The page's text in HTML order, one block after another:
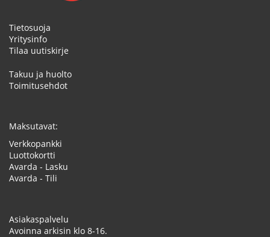
Tietosuoja
Yritysinfo
Tilaa uutiskirje
Takuu ja huolto
Toimitusehdot
Maksutavat:
Verkkopankki
Luottokortti
Avarda - Lasku
Avarda - Tili
Asiakaspalvelu
Avoinna arkisin klo 8-16.